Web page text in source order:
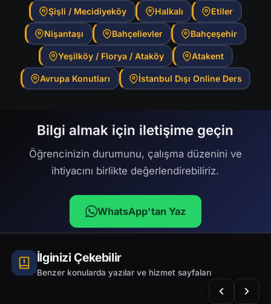
Şişli / Mecidiyeköy Halkalı Etiler
Nişantaşı Bahçelievler Bahçeşehir
Yeşilköy / Florya / Ataköy Atakent
Avrupa Konutları İstanbul Dışı Online Ders
Bilgi almak için iletişime geçin
Öğrencinizin durumunu, çalışma düzenini ve
ihtiyacını birlikte değerlendirebiliriz.
WhatsApp'tan Yaz
İlginizi Çekebilir
Benzer konularda yazılar ve hizmet sayfaları